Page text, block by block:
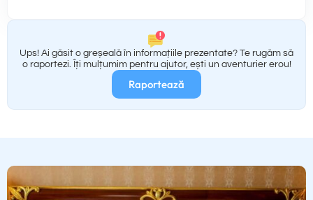
Ups! Ai găsit o greșeală în informațiile prezentate? Te rugăm să
o raportezi. Îți mulțumim pentru ajutor, ești un aventurier erou!
Raportează